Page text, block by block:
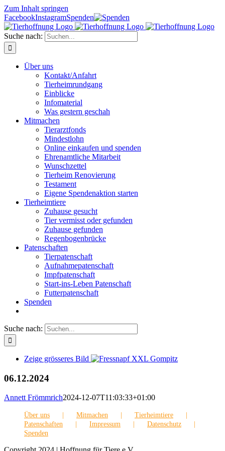
Zum Inhalt springen
FacebookInstagramSpenden
Suche nach:
Über uns
Kontakt/Anfahrt
Tierheimrundgang
Einblicke
Infomaterial
Was gestern geschah
Mitmachen
Tierarztfonds
Mindestlohn
Online einkaufen und spenden
Ehrenamtliche Mitarbeit
Wunschzettel
Tierheim Renovierung
Testament
Eigene Spendenaktion starten
Tierheimtiere
Zuhause gesucht
Tier vermisst oder gefunden
Zuhause gefunden
Regenbogenbrücke
Patenschaften
Tierpatenschaft
Aufnahmepatenschaft
Impfpatenschaft
Start-ins-Leben Patenschaft
Futterpatenschaft
Spenden
Suche nach:
Zeige grösseres Bild
06.12.2024
Annett Frömmrich2024-12-07T11:03:33+01:00
Über uns Mitmachen
Tierheimtiere
Patenschaften
Impressum
Datenschutz
Spenden